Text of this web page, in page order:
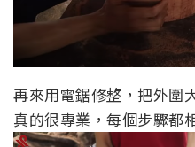
再來用電鋸修整，把外圍
真的很專業，每個步驟都